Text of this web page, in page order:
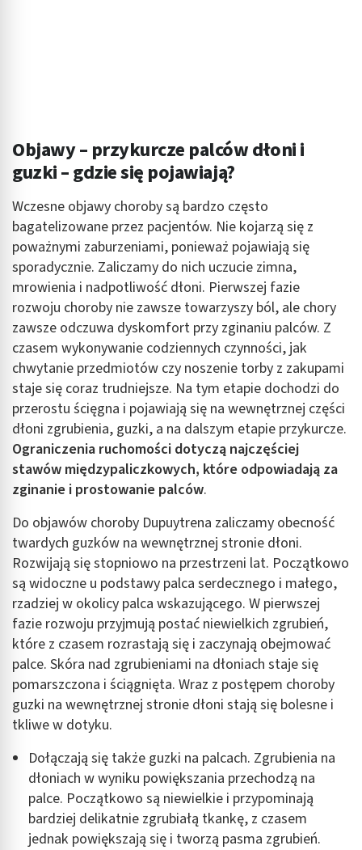
Objawy – przykurcze palców dłoni i
guzki – gdzie się pojawiają?
Wczesne objawy choroby są bardzo często
bagatelizowane przez pacjentów. Nie kojarzą się z
poważnymi zaburzeniami, ponieważ pojawiają się
sporadycznie. Zaliczamy do nich uczucie zimna,
mrowienia i nadpotliwość dłoni. Pierwszej fazie
rozwoju choroby nie zawsze towarzyszy ból, ale chory
zawsze odczuwa dyskomfort przy zginaniu palców. Z
czasem wykonywanie codziennych czynności, jak
chwytanie przedmiotów czy noszenie torby z zakupami
staje się coraz trudniejsze. Na tym etapie dochodzi do
przerostu ścięgna i pojawiają się na wewnętrznej części
dłoni zgrubienia, guzki, a na dalszym etapie przykurcze.
Ograniczenia ruchomości dotyczą najczęściej
stawów międzypaliczkowych, które odpowiadają za
zginanie i prostowanie palców.
Do objawów choroby Dupuytrena zaliczamy obecność
twardych guzków na wewnętrznej stronie dłoni.
Rozwijają się stopniowo na przestrzeni lat. Początkowo
są widoczne u podstawy palca serdecznego i małego,
rzadziej w okolicy palca wskazującego. W pierwszej
fazie rozwoju przyjmują postać niewielkich zgrubień,
które z czasem rozrastają się i zaczynają obejmować
palce. Skóra nad zgrubieniami na dłoniach staje się
pomarszczona i ściągnięta. Wraz z postępem choroby
guzki na wewnętrznej stronie dłoni stają się bolesne i
tkliwe w dotyku.
Dołączają się także guzki na palcach. Zgrubienia na
dłoniach w wyniku powiększania przechodzą na
palce. Początkowo są niewielkie i przypominają
bardziej delikatnie zgrubiałą tkankę, z czasem
jednak powiększają się i tworzą pasma zgrubień.